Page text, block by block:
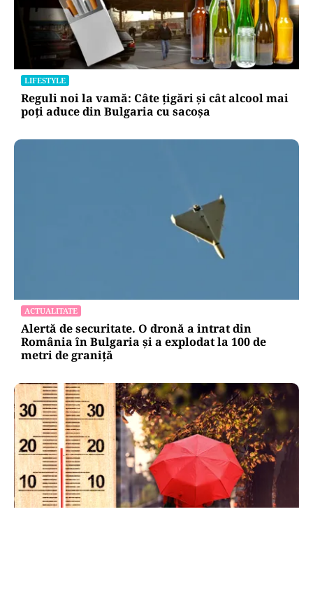
LIFESTYLE
Reguli noi la vamă: Câte țigări și cât alcool mai
poți aduce din Bulgaria cu sacoșa
ACTUALITATE
Alertă de securitate. O dronă a intrat din
România în Bulgaria şi a explodat la 100 de
metri de graniţă